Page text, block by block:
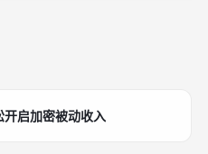
启加密被动收入